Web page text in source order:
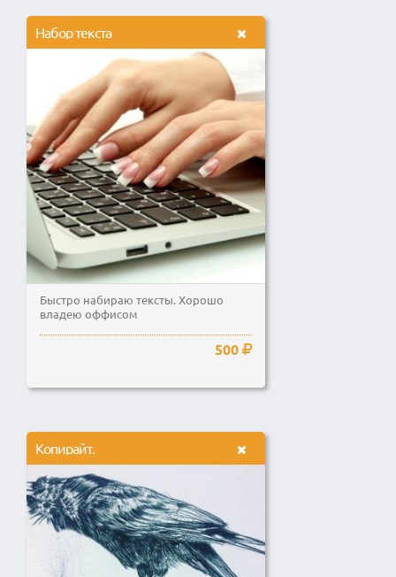
Набор текста
Быстро набираю тексты. Хорошо
владею оффисом
500
Копирайт.